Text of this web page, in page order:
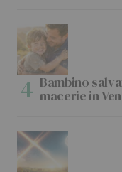
Bambino
macerie in